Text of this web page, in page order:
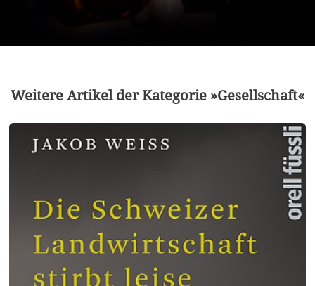
Weitere Artikel der Kategorie »Gesellschaft«